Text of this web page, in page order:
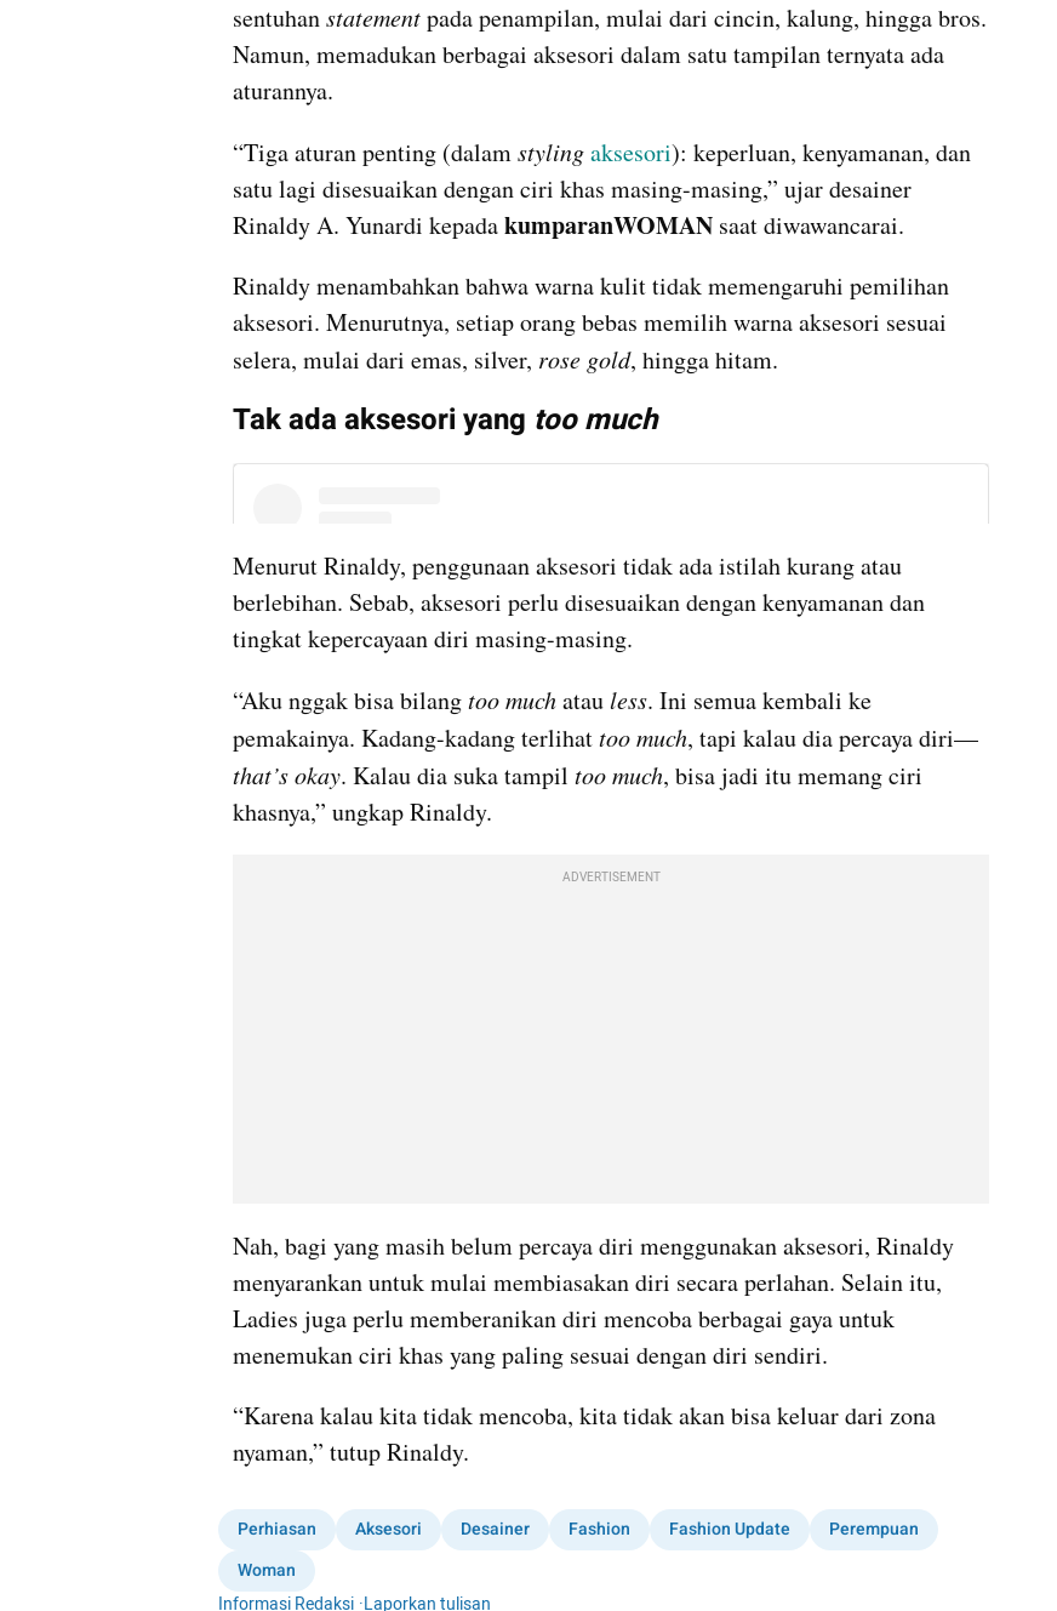
sentuhan statement pada penampilan, mulai dari cincin, kalung, hingga bros.
Namun, memadukan berbagai aksesori dalam satu tampilan ternyata ada
aturannya.
“Tiga aturan penting (dalam styling aksesori): keperluan, kenyamanan, dan
satu lagi disesuaikan dengan ciri khas masing-masing,” ujar desainer
Rinaldy A. Yunardi kepada kumparanWOMAN saat diwawancarai.
Rinaldy menambahkan bahwa warna kulit tidak memengaruhi pemilihan
aksesori. Menurutnya, setiap orang bebas memilih warna aksesori sesuai
selera, mulai dari emas, silver, rose gold, hingga hitam.
Tak ada aksesori yang too much
Menurut Rinaldy, penggunaan aksesori tidak ada istilah kurang atau
berlebihan. Sebab, aksesori perlu disesuaikan dengan kenyamanan dan
tingkat kepercayaan diri masing-masing.
“Aku nggak bisa bilang too much atau less. Ini semua kembali ke
pemakainya. Kadang-kadang terlihat too much, tapi kalau dia percaya diri—
that’s okay. Kalau dia suka tampil too much, bisa jadi itu memang ciri
khasnya,” ungkap Rinaldy.
ADVERTISEMENT
Nah, bagi yang masih belum percaya diri menggunakan aksesori, Rinaldy
menyarankan untuk mulai membiasakan diri secara perlahan. Selain itu,
Ladies juga perlu memberanikan diri mencoba berbagai gaya untuk
menemukan ciri khas yang paling sesuai dengan diri sendiri.
“Karena kalau kita tidak mencoba, kita tidak akan bisa keluar dari zona
nyaman,” tutup Rinaldy.
Perhiasan Aksesori Desainer Fashion Fashion Update
Perempuan
Woman
Informasi Redaksi ·Laporkan tulisan